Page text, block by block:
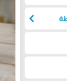
chevron_left